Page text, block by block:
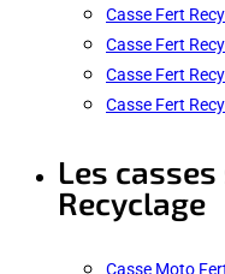
Casse Fert
Casse Fert
Casse Fert
Casse Fert
Les
Recyclage
Casse Moto